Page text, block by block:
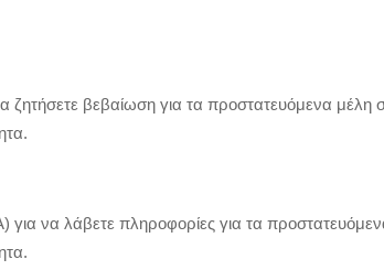
ζητήσετε βεβαίωση για τα προστατευόμενα μέλη
να λάβετε πληροφορίες για τα